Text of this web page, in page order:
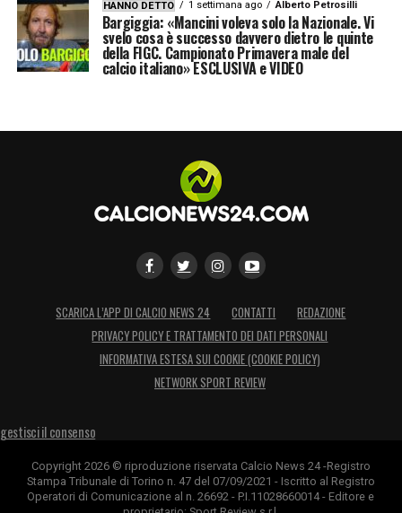
luglio a Napoli. È di Casoria, ma ci siamo
conosciuti in Calabria da bambini. I
testimoni? Solo familiari, nel pallone ci sono
lasciai Scampia per il Genoa. Non fu una
fuga: era il sogno. Giocavo alla Mariano
Sbravati e Donatelli ci hanno creduto».
RADICI FORTI–«Scampia è ancora casa, i
miei genitori vivono lì. Papà Giustino è stato
il mio allenatore più severo: pochi
complimenti, tante bastonate costruttive. Ha
dato valori veri».
GASPERINI, MANCINI, DI BIAGIO–
HANNO DETTO 1 settimana ago Alberto Petrosilli
Bargiggia: «Mancini voleva solo la Nazionale. Vi
svelo cosa è successo davvero dietro le quinte
della FIGC. Campionato Primavera male del
calcio italiano» ESCLUSIVA e VIDEO
SCARICA L’APP DI CALCIO NEWS 24 CONTATTI
REDAZIONE
PRIVACY POLICY E TRATTAMENTO DEI DATI PERSONALI
INFORMATIVA ESTESA SUI COOKIE (COOKIE POLICY)
NETWORK SPORT REVIEW
gestisci il consenso
Copyright 2026 © riproduzione riservata Calcio News 24 -Registro
Stampa Tribunale di Torino n. 47 del 07/09/2021 - Iscritto al Registro
Operatori di Comunicazione al n. 26692 - P.I.11028660014 - Editore e